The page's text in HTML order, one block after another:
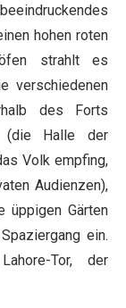
hohen roten
strahlt es
verschiedenen
des Forts
(die Halle der
Volk empfing,
Audienzen),
üppigen Gärten
ein.
Tor, der